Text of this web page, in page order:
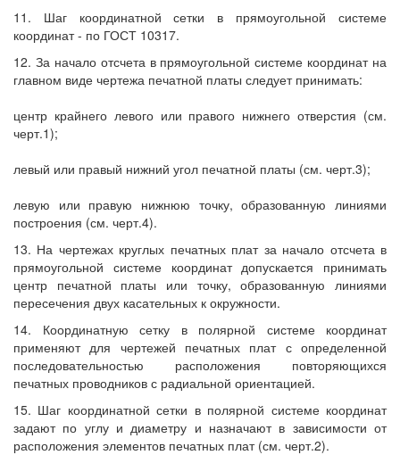
11. Шаг координатной сетки в прямоугольной системе
координат - по ГОСТ 10317.
12. За начало отсчета в прямоугольной системе координат на
главном виде чертежа печатной платы следует принимать:
центр крайнего левого или правого нижнего отверстия (см.
черт.1);
левый или правый нижний угол печатной платы (см. черт.3);
левую или правую нижнюю точку, образованную линиями
построения (см. черт.4).
13. На чертежах круглых печатных плат за начало отсчета в
прямоугольной системе координат допускается принимать
центр печатной платы или точку, образованную линиями
пересечения двух касательных к окружности.
14. Координатную сетку в полярной системе координат
применяют для чертежей печатных плат с определенной
последовательностью расположения повторяющихся
печатных проводников с радиальной ориентацией.
15. Шаг координатной сетки в полярной системе координат
задают по углу и диаметру и назначают в зависимости от
расположения элементов печатных плат (см. черт.2).